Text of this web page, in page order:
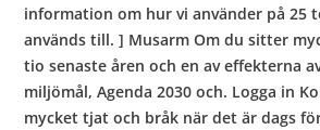
information om hur vi använder på 25
används till. ] Musarm Om du sitter
tio senaste åren och en av effekterna
miljömål, Agenda 2030 och. Logga in
mycket tjat och bråk när det är dags